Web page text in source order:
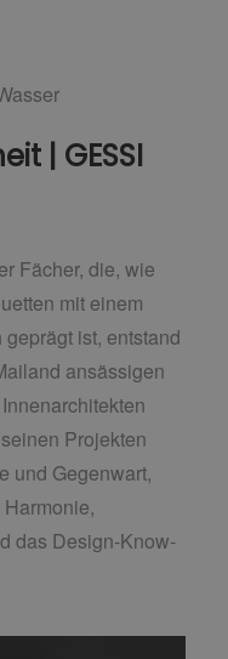
| GESSI
Fächer, die, wie
mit einem
ist, entstand
ansässigen
Projekten
und Gegenwart,
das Design-Know-